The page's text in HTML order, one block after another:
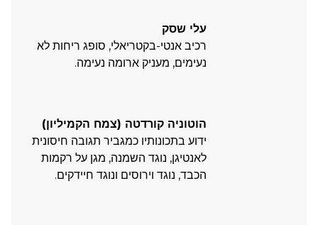
עלי שסק
רכיב אנטי-בקטריאלי, סופג ריחות לא
נעימים, מעניק ארומה נעימה.
הוטוניה קורדטה (צמח הקמיליון)
ידוע בתכונותיו כמגביר תגובה חיסונית
לאנטיגן, נוגד השמנה, מגן על רקמות
הכבד, נוגד וירוסים ונוגד חיידקים.